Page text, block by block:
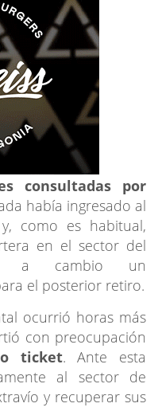
consultadas por
había ingresado al
como es habitual,
en el sector del
a cambio un
el posterior retiro.
ocurrió horas más
con preocupación
ticket. Ante esta
al sector de
y recuperar sus